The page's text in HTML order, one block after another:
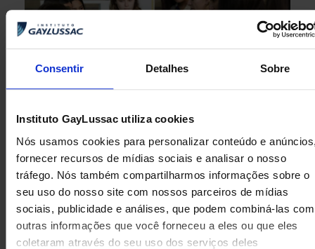
Consentir Detalhes Sobre
Instituto GayLussac utiliza cookies
Nós usamos cookies para personalizar conteúdo e
fornecer recursos de mídias sociais e analisar o nosso
tráfego. Nós também compartilharmos informações sobre o
seu uso do nosso site com nossos parceiros de mídias
sociais, publicidade e análises, que podem combiná-las com
outras informações que você forneceu a eles ou que eles
coletaram através do seu uso dos serviços deles
A mãe da aluna Tarsila, do 8º ano, conta: “Todo ano
venho e sempre temos a expectativa das Pontes de
Macarrão. Eu curto muito a receptividade dos alunos,
poder prestigiar o trabalho das crianças. Adoro quando a
escola abre as portas e sempre temos o que aprender”